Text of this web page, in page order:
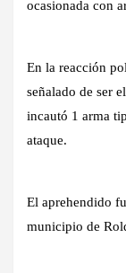
ocasionada con
En la reacción
señalado de ser
incautó 1 arma
ataque.
El aprehendido
municipio de